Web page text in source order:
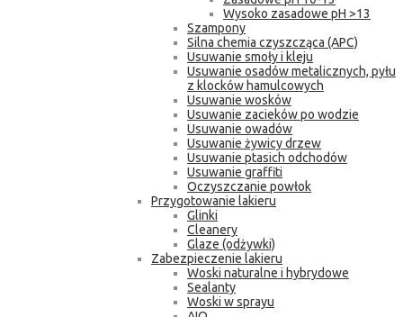
Wysoko zasadowe pH >13
Szampony
Silna chemia czyszcząca (APC)
Usuwanie smoły i kleju
Usuwanie osadów metalicznych, pyłu
z klocków hamulcowych
Usuwanie wosków
Usuwanie zacieków po wodzie
Usuwanie owadów
Usuwanie żywicy drzew
Usuwanie ptasich odchodów
Usuwanie graffiti
Oczyszczanie powłok
Przygotowanie lakieru
Glinki
Cleanery
Glaze (odżywki)
Zabezpieczenie lakieru
Woski naturalne i hybrydowe
Sealanty
Woski w sprayu